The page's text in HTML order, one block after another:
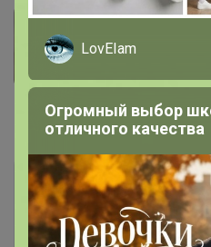
Комментарии 8
LovEIam
Огромный выбор
отличного качества